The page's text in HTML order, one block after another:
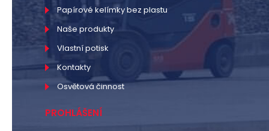
Papírové kelímky bez plastu
Naše produkty
Vlastní potisk
Kontakty
Osvětová činnost
PROHLÁŠENÍ